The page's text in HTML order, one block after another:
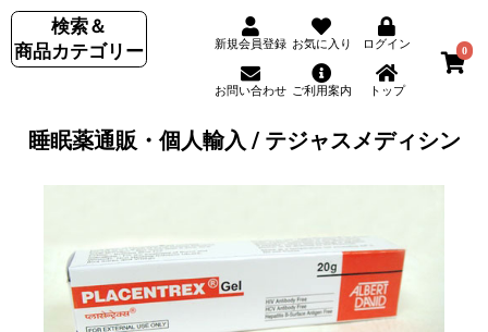
検索＆
商品カテゴリー
新規会員登録 お気に入り ログイン
お問い合わせ ご利用案内 トップ
0
睡眠薬通販・個人輸入 / テジャスメディシン